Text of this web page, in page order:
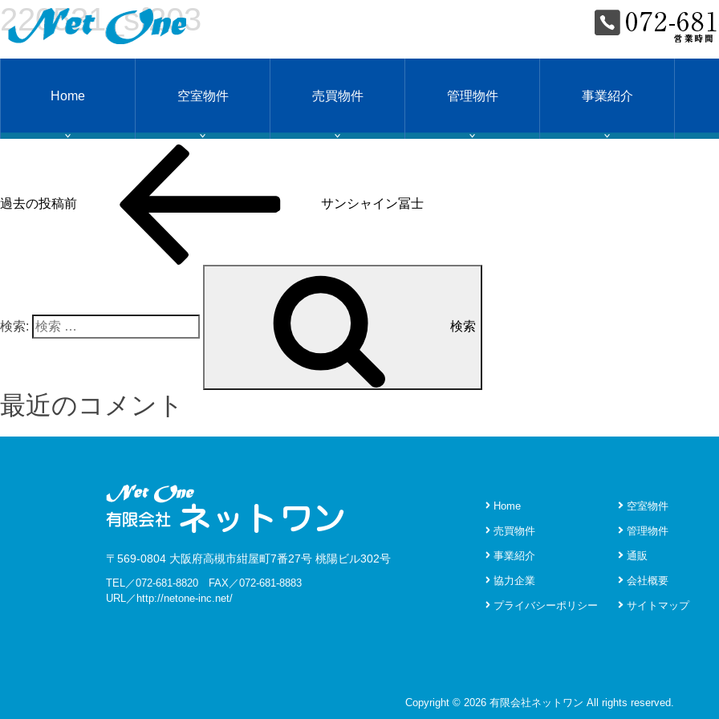
Home 空室物件 売買物件 管理物件 事業紹介
220531_sf203
過去の投稿前 サンシャイン冨士
検索: 検索
最近のコメント
〒569-0804 大阪府高槻市紺屋町7番27号 桃陽ビル302号
TEL／072-681-8820 FAX／072-681-8883
URL／http://netone-inc.net/
Home 空室物件
売買物件 管理物件
事業紹介 通販
協力企業 会社概要
プライバシーポリシー サイトマップ
Copyright © 2026 有限会社ネットワン All rights reserved.